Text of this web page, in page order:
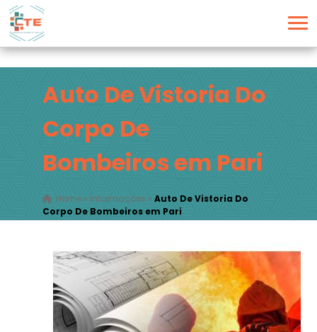
Auto De Vistoria Do
Corpo De
Bombeiros em Pari
Home» Informações » Auto De Vistoria Do
Corpo De Bombeiros em Pari